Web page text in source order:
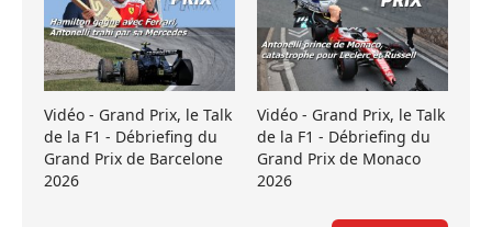
Vidéo - Grand Prix, le Talk
de la F1 - Débriefing du
Grand Prix de Barcelone
2026
Vidéo - Grand Prix, le Talk
de la F1 - Débriefing du
Grand Prix de Monaco
2026